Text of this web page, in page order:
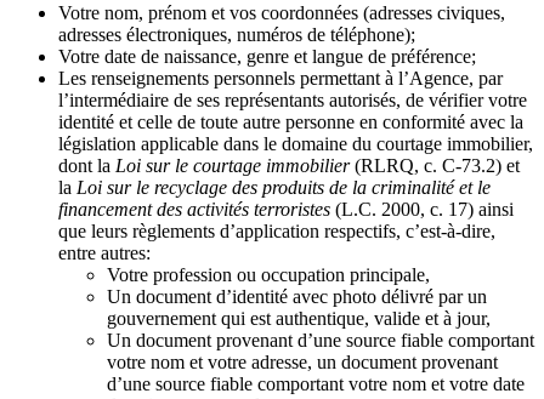
Votre nom, prénom et vos coordonnées (adresses civiques,
adresses électroniques, numéros de téléphone);
Votre date de naissance, genre et langue de préférence;
Les renseignements personnels permettant à l’Agence, par
l’intermédiaire de ses représentants autorisés, de vérifier votre
identité et celle de toute autre personne en conformité avec la
législation applicable dans le domaine du courtage immobilier,
dont la Loi sur le courtage immobilier(RLRQ, c. C-73.2) et
la Loi sur le recyclage des produits de la criminalité et le
financement des activités terroristes (L.C. 2000, c. 17) ainsi
que leurs règlements d’application respectifs, c’est-à-dire,
entre autres:
Votre profession ou occupation principale,
Un document d’identité avec photo délivré par un
gouvernement qui est authentique, valide et à jour,
Un document provenant d’une source fiable comportant
votre nom et votre adresse, un document provenant
d’une source fiable comportant votre nom et votre date